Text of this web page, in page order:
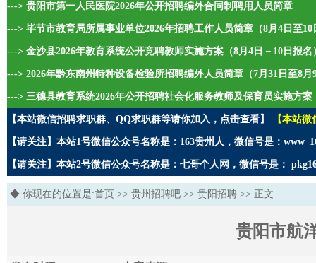
---> 贵阳市第一人民医院2026年公开招聘编外合同制聘用人员简章
---> 毕节市教育局所属事业单位2026年招聘工作人员简章（8月4日至10
---> 金沙县2026年教育系统公开竞聘教师实施方案（8月4日－10日报名
---> 2026年黔东南州特种设备检验所招聘编外人员简章（7月31日至8月
---> 三穗县教育系统2026年公开招聘社会化服务教师及保育员实施方
【本站微信招聘求职群、QQ求职群等请你加入，点击查看】 【本站
【请关注】本站1号微信公众号名称是：163贵州人，微信号是：
【请关注】本站2号微信公众号名称是：七哥个人网，微信号是：
◆ 你现在的位置是:首页 >> 贵州招聘吧 >> 贵阳招聘 >> 正文
贵阳市航